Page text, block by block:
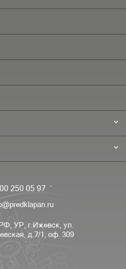
250 05 97
УР, г.Ижевск, ул.
д.7/1, оф. 309